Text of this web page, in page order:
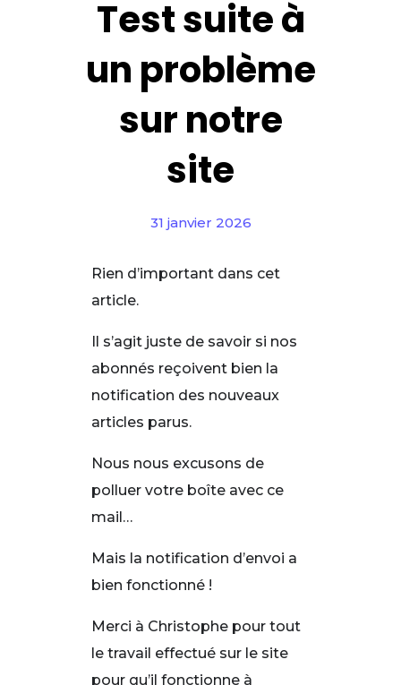
Test suite à
un problème
sur notre
site
31 janvier 2026
Rien d’important dans cet
article.
Il s’agit juste de savoir si nos
abonnés reçoivent bien la
notification des nouveaux
articles parus.
Nous nous excusons de
polluer votre boîte avec ce
mail…
Mais la notification d’envoi a
bien fonctionné !
Merci à Christophe pour tout
le travail effectué sur le site
pour qu’il fonctionne à